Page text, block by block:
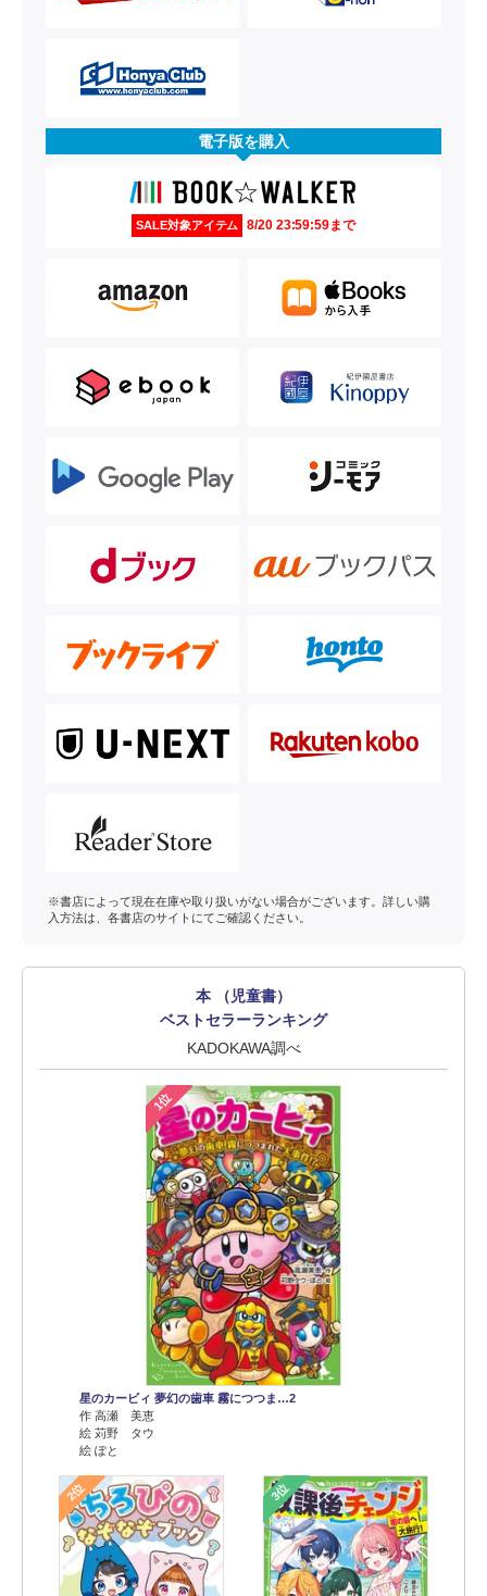
電子版を購入
SALE対象アイテム 8/20 23:59:59まで
※書店によって現在在庫や取り扱いがない場合がございます。詳しい購
入方法は、各書店のサイトにてご確認ください。
本 （児童書）
ベストセラーランキング
KADOKAWA調べ
1位
星のカービィ 夢幻の歯車 霧につつま…2
作 高瀬 美恵
絵 苅野 タウ
絵 ぽと
2位 3位